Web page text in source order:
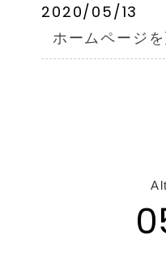
2020/05/13
ホームページ